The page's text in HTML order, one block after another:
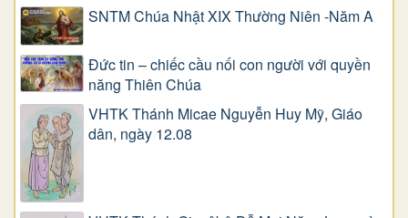
SNTM Chúa Nhật XIX Thường Niên -Năm A
Đức tin – chiếc cầu nối con người với quyền
năng Thiên Chúa
VHTK Thánh Micae Nguyễn Huy Mỹ, Giáo
dân, ngày 12.08